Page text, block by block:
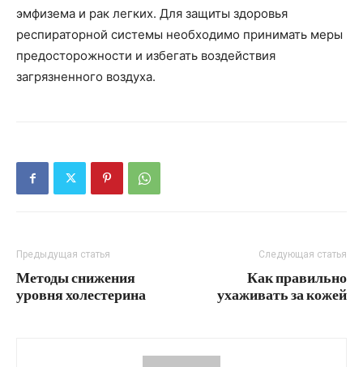
эмфизема и рак легких. Для защиты здоровья
респираторной системы необходимо принимать меры
предосторожности и избегать воздействия
загрязненного воздуха.
Предыдущая статья
Методы снижения
уровня холестерина
Следующая статья
Как правильно
ухаживать за кожей